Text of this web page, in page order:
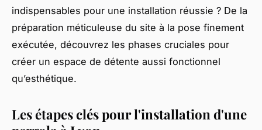
indispensables pour une installation réussie ? De la
préparation méticuleuse du site à la pose finement
exécutée, découvrez les phases cruciales pour
créer un espace de détente aussi fonctionnel
qu’esthétique.
Les étapes clés pour l'installation d'une